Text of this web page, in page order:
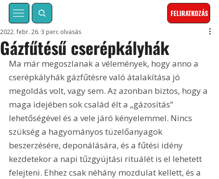
FELIRATKOZÁS
Gázfűtésű cserépkályhák
2022. febr. 26. 3 perc olvasás
Ma már megoszlanak a vélemények, hogy anno a
cserépkályhák gázfűtésre való átalakítása jó
megoldás volt, vagy sem. Az azonban biztos, hogy a
maga idejében sok család élt a „gázosítás”
lehetőségével és a vele járó kényelemmel. Nincs
szükség a hagyományos tüzelőanyagok
beszerzésére, deponálására, és a fűtési idény
kezdetekor a napi tűzgyújtási rituálét is el lehetett
felejteni. Ehhez csak néhány mozdulat kellett, és a